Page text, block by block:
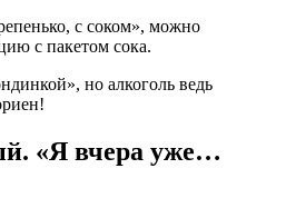
с соком», можно
с пакетом сока.
но алкоголь ведь
«Я вчера уже…